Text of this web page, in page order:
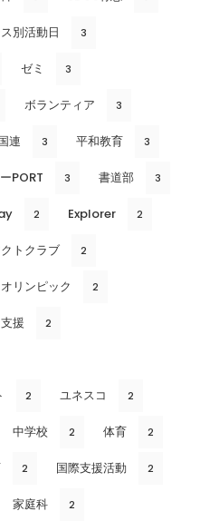
別活動日 3
ゼミ 3
ボランティア 3
連 3 平和教育 3
PORT 3 書道部 3
2 Explorer 2
トクラブ 2
オリンピック 2
援 2
2 ユネスコ 2
中学校 2 体育 2
2 国際支援活動 2
家庭科 2